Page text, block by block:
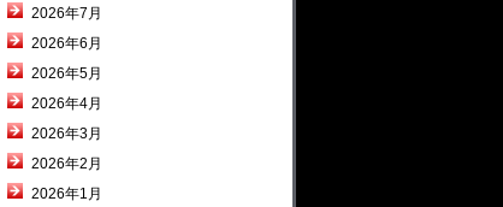
2026年7月
2026年6月
2026年5月
2026年4月
2026年3月
2026年2月
2026年1月